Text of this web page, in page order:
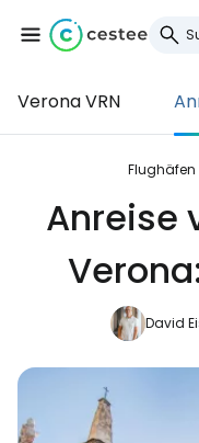
Verona VRN
Flughäfen
Anreise
David
Cestee
... die weltweite